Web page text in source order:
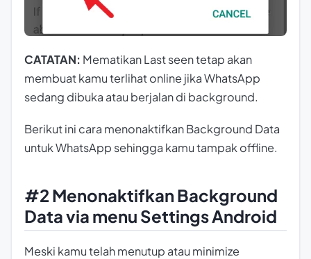
CATATAN: Mematikan Last seen tetap akan
membuat kamu terlihat online jika WhatsApp
sedang dibuka atau berjalan di background.
Berikut ini cara menonaktifkan Background Data
untuk WhatsApp sehingga kamu tampak offline.
#2 Menonaktifkan Background
Data via menu Settings Android
Meski kamu telah menutup atau minimize